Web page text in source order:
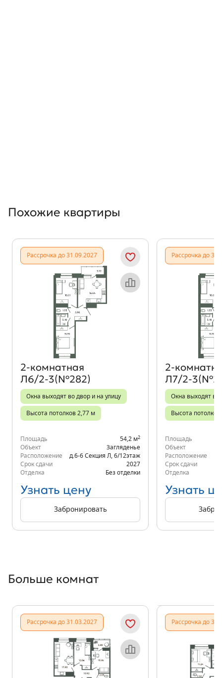
Похожие квартиры
Рассрочка до 31.09.2027
Объект месяца
2‑комнатная
Л6/2-3(№282)
Окна выходят во двор и на улицу
Высота потолков 2,77 м
Площадь 54,2 м2
Объект
Загляденье
Расположение
д.6-6 Секция Л 6/12этаж
Срок сдачи
2027
Отделка
Без отделки
Узнать цену
Забронировать
Рассрочка до
Л7/2-
Окна выходят во
Высота
Площадь
Объект
Расположение
Срок сдачи
Отделка
Узнать
Больше комнат
Рассрочка до 31.03.2027
Рассрочка до